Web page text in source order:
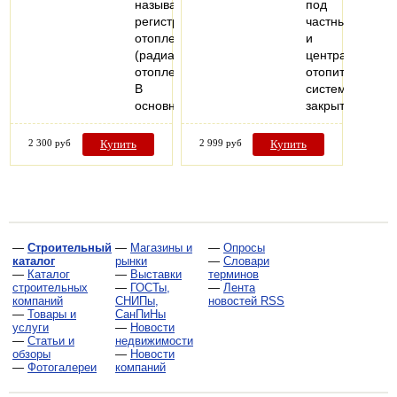
называется
регистром
отопления
(радиатор
отопления).
В
основном…
2 300 руб Купить
под
частные
и
отопительные
системы
закрытого…
2 999 руб Купить
— Строительный
каталог
— Каталог
строительных
компаний
— Товары и
услуги
— Статьи и
обзоры
— Фотогалереи
— Магазины и
рынки
— Выставки
— ГОСТы,
СНИПы,
СанПиНы
— Новости
недвижимости
— Новости
компаний
— Опросы
— Словари
терминов
— Лента
новостей RSS